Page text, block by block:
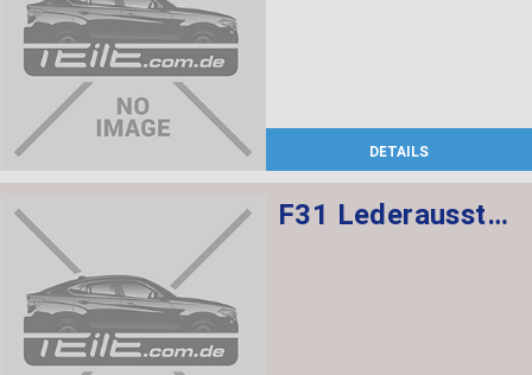
DETAILS
F31 Lederausstattung, Sportsitze mit Sitzheizung vorne,